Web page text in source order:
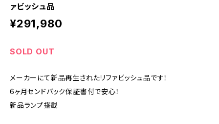
ァビッシュ品
¥291,980
SOLD OUT
メーカーにて新品再生されたリファビッシュ品です！
6ヶ月センドバック保証書付で安心！
新品ランプ搭載